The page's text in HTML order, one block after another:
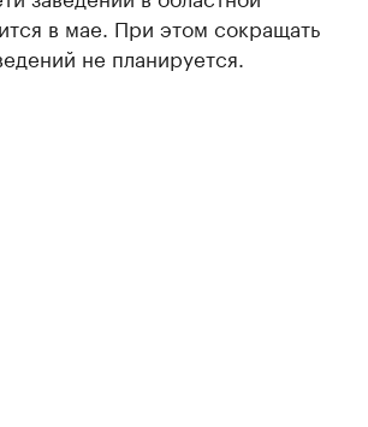
в мае. При этом сокращать
не планируется.